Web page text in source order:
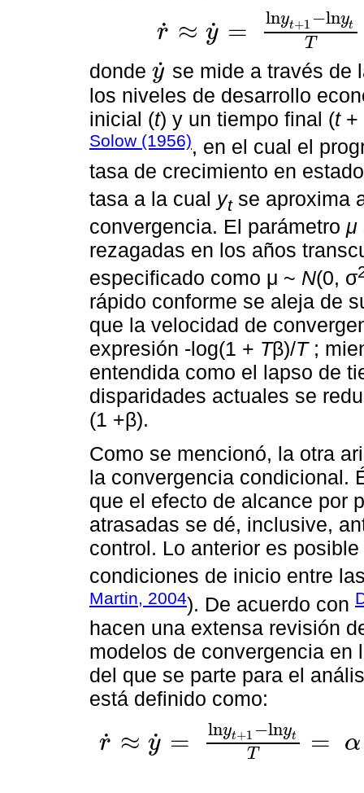
r
˙ ≈ y
˙ = lnyt+1 −lnyt
T
r˙ ˙= ln t+1 nytT α- βlnyt+ μ
donde y
˙
y˙
se mide a través de
los niveles de desarrollo
inicial (t) y un tiempo final (t+
Solow (1956), en el cual el
tasa de crecimiento en
tasa a la cual ytse aproxima
convergencia. El parámetro μ
rezagadas en los años
especificado como μ ~ N(0, σ
rápido conforme se aleja de
que la velocidad de
expresión -log(1 + Tβ)/T;
entendida como el lapso de
disparidades actuales se
(1 +β).
Como se mencionó, la otra
la convergencia condicional.
que el efecto de alcance por
atrasadas se dé, inclusive,
control. Lo anterior es
condiciones de inicio entre
Martin, 2004). De acuerdo con
hacen una extensa revisión
modelos de convergencia en
del que se parte para el
está definido como:
r
˙ ≈ y
˙ = lnyt+1 −lnyt
T = α
r˙ ˙= ln t+1 nytT α- βlnyt+φXit+πZit+